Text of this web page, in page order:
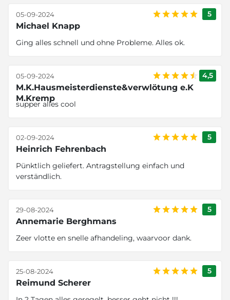
5
Michael Knapp
05-09-2024
Ging alles schnell und ohne Probleme. Alles ok.
4,5
M.K.Hausmeisterdienste&verwlötung e.K
M.Kremp
05-09-2024
supper alles cool
5
Heinrich Fehrenbach
02-09-2024
Pünktlich geliefert. Antragstellung einfach und
verständlich.
5
Annemarie Berghmans
29-08-2024
Zeer vlotte en snelle afhandeling, waarvoor dank.
5
Reimund Scherer
25-08-2024